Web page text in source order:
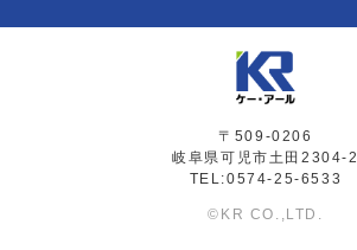
〒509-0206
岐阜県可児市土田2304-2
TEL:0574-25-6533
©KR CO.,LTD.